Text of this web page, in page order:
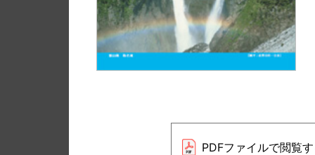
PDFファイルで閲覧